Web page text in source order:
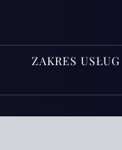
ZAKRES USŁUG